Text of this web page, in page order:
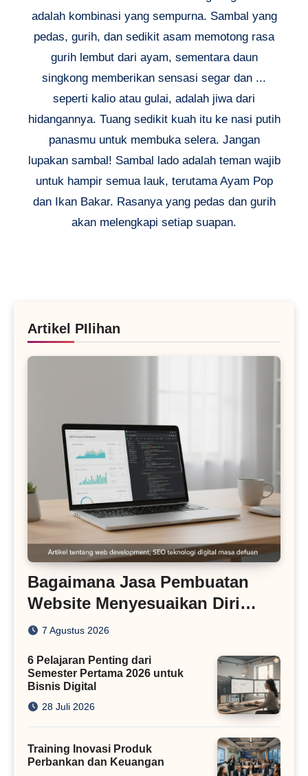
adalah kombinasi yang sempurna. Sambal yang
pedas, gurih, dan sedikit asam memotong rasa
gurih lembut dari ayam, sementara daun
singkong memberikan sensasi segar dan ...
seperti kalio atau gulai, adalah jiwa dari
hidangannya. Tuang sedikit kuah itu ke nasi putih
panasmu untuk membuka selera. Jangan
lupakan sambal! Sambal lado adalah teman wajib
untuk hampir semua lauk, terutama Ayam Pop
dan Ikan Bakar. Rasanya yang pedas dan gurih
akan melengkapi setiap suapan.
Artikel PIlihan
Bagaimana Jasa Pembuatan
Website Menyesuaikan Diri
dengan Algoritma SEO Masa
7 Agustus 2026
6 Pelajaran Penting dari
Semester Pertama 2026 untuk
Bisnis Digital
28 Juli 2026
Training Inovasi Produk
Perbankan dan Keuangan